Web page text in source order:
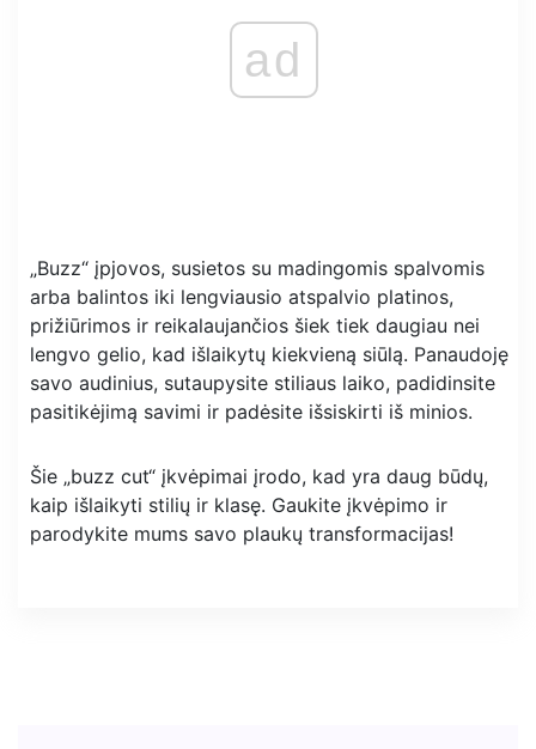
ad
„Buzz“ įpjovos, susietos su madingomis spalvomis
arba balintos iki lengviausio atspalvio platinos,
prižiūrimos ir reikalaujančios šiek tiek daugiau nei
lengvo gelio, kad išlaikytų kiekvieną siūlą. Panaudoję
savo audinius, sutaupysite stiliaus laiko, padidinsite
pasitikėjimą savimi ir padėsite išsiskirti iš minios.
Šie „buzz cut“ įkvėpimai įrodo, kad yra daug būdų,
kaip išlaikyti stilių ir klasę. Gaukite įkvėpimo ir
parodykite mums savo plaukų transformacijas!